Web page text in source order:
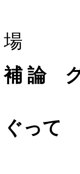
4 ポ
場
補 論 グ
——
ぐって
1